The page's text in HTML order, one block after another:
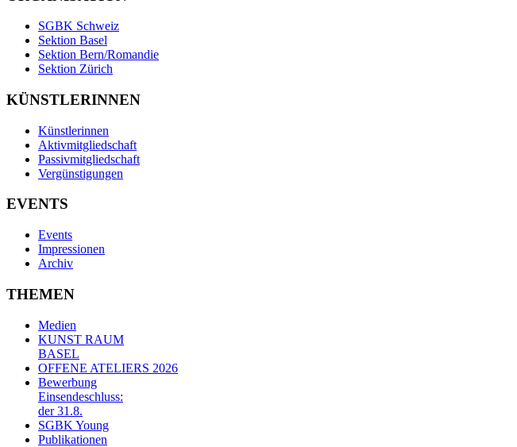
SGBK Schweiz
Sektion Basel
Sektion Bern/Romandie
Sektion Zürich
KÜNSTLERINNEN
Künstlerinnen
Aktivmitgliedschaft
Passivmitgliedschaft
Vergünstigungen
EVENTS
Events
Impressionen
Archiv
THEMEN
Medien
KUNST RAUM
BASEL
OFFENE ATELIERS 2026
Bewerbung
Einsendeschluss:
der 31.8.
SGBK Young
Publikationen